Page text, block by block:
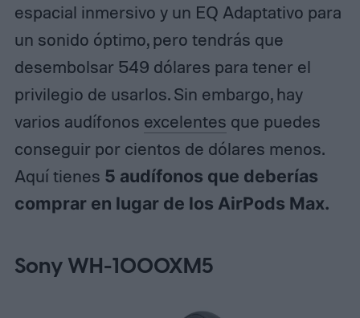
espacial inmersivo y un EQ Adaptativo para
un sonido óptimo, pero tendrás que
desembolsar 549 dólares para tener el
privilegio de usarlos. Sin embargo, hay
varios audífonos excelentes que puedes
conseguir por cientos de dólares menos.
Aquí tienes 5 audífonos que deberías
comprar en lugar de los AirPods Max.
Sony WH-1000XM5